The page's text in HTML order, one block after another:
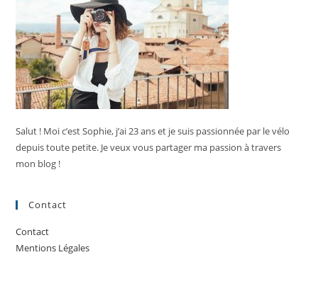
Salut ! Moi c’est Sophie, j’ai 23 ans et je suis passionnée par le vélo
depuis toute petite. Je veux vous partager ma passion à travers
mon blog !
Contact
Contact
Mentions Légales